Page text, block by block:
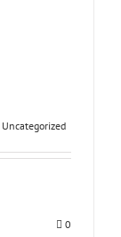
Uncategorized
0